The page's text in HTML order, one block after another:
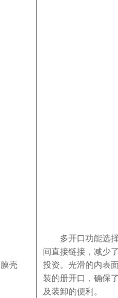
壳
多开口功能选择
间直接链接，减少
投资。光滑的内表
装的册开口，确保
及装卸的便利。